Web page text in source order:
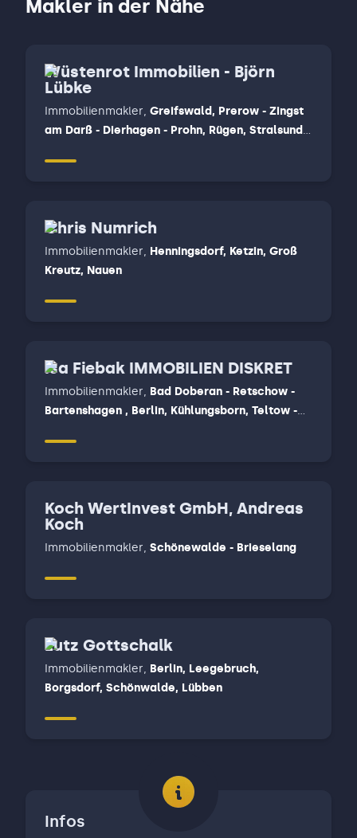
Makler in der Nähe
Wüstenrot Immobilien - Björn
Lübke
Immobilienmakler, Greifswald, Prerow - Zingst
am Darß - Dierhagen - Prohn, Rügen, Stralsund -
Chris Numrich
Immobilienmakler, Henningsdorf, Ketzin, Groß
Kreutz, Nauen
Isa Fiebak IMMOBILIEN DISKRET
Immobilienmakler, Bad Doberan - Retschow -
Bartenshagen , Berlin, Kühlungsborn, Teltow -
Koch WertInvest GmbH, Andreas
Koch
Immobilienmakler, Schönewalde - Brieselang
Lutz Gottschalk
Immobilienmakler, Berlin, Leegebruch,
Borgsdorf, Schönwalde, Lübben
Infos